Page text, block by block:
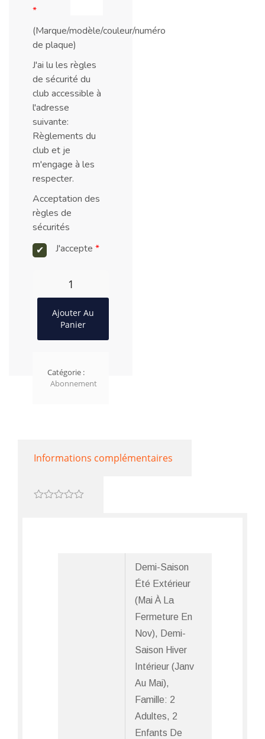
*
(Marque/modèle/couleur/numéro
de plaque)
J'ai lu les règles
de sécurité du
club accessible à
l'adresse
suivante:
Règlements du
club et je
m'engage à les
respecter.
Acceptation des
règles de
sécurités
J'accepte *
Ajouter Au
Panier
Catégorie :
Abonnement
Informations complémentaires
Demi-Saison
Été Extérieur
(mai À La
Fermeture En
Nov), Demi-
Saison Hiver
Intérieur (janv
Au Mai),
Famille: 2
Adultes, 2
Enfants De